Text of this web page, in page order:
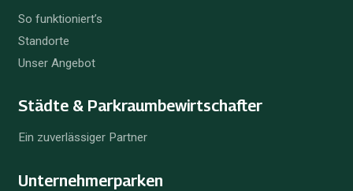
So funktioniert’s
Standorte
Unser Angebot
Städte & Parkraum­bewirtschafter
Ein zuverlässiger Partner
Unternehmer­parken